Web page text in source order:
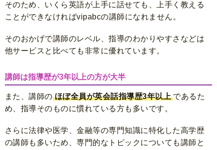
そのため、いくら英語が上手に話せても、上手く教える
ことができなければvipabcの講師になれません。
そのおかげで講師のレベル、指導のわかりやすさなどは
他サービスと比べても非常に優れています。
講師は指導歴が3年以上の方が大半
また、講師の ほぼ全員が英会話指導歴3年以上 であるた
め、指導そのものに慣れている方も多いです。
さらに法律や医学、金融等の専門知識に特化した高学歴
の講師も多いため、専門的なトピックについても講師と